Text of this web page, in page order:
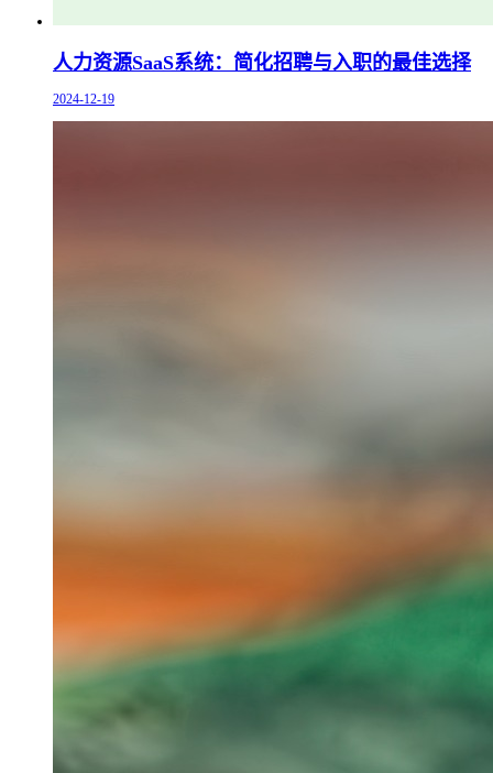
人力资源SaaS系统：简化招聘与入职的最佳选择
2024-12-19